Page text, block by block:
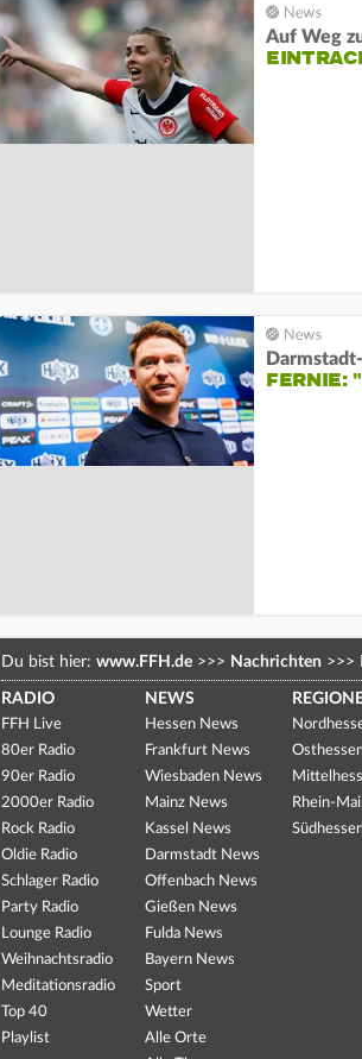
Auf Weg
FERNIE:
Du bist hier: www.FFH.de >>> Nachrichten >>>
RADIO
FFH Live
80er Radio
90er Radio
2000er Radio
Rock Radio
Oldie Radio
Schlager Radio
Party Radio
Lounge Radio
Weihnachtsradio
Meditationsradio
Top 40
Playlist
NEWS
Hessen News
Frankfurt News
Wiesbaden News
Mainz News
Kassel News
Darmstadt News
Offenbach News
Gießen News
Fulda News
Bayern News
Sport
Wetter
Alle Orte
Rhein-